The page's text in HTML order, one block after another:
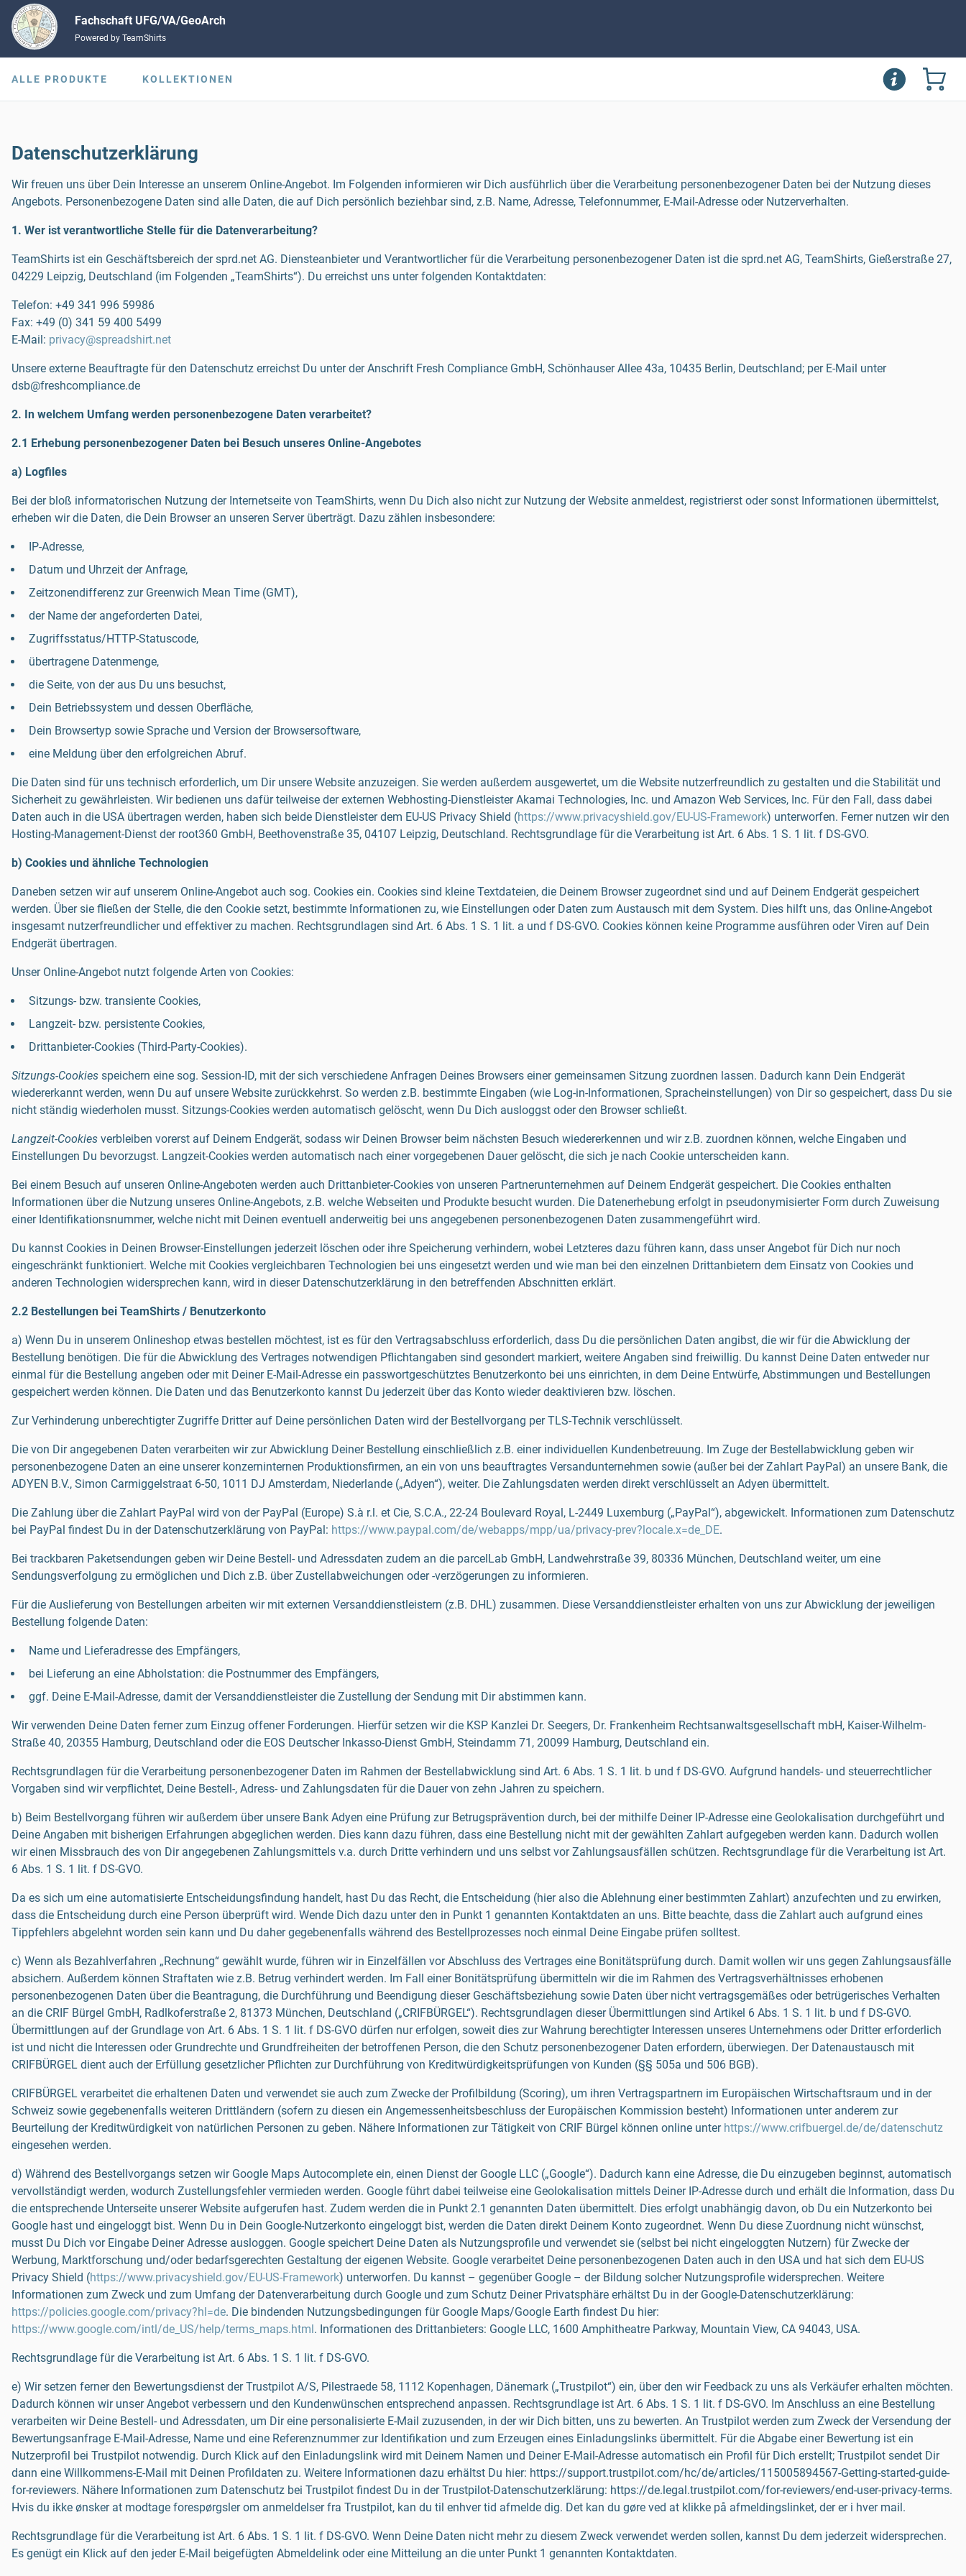
Fachschaft UFG/VA/GeoArch
Powered by TeamShirts
ALLE PRODUKTE KOLLEKTIONEN
Datenschutzerklärung
Wir freuen uns über Dein Interesse an unserem Online-Angebot. Im Folgenden informieren wir Dich ausführlich über die Verarbeitung personenbezogener Daten bei der Nutzung dieses
Angebots. Personenbezogene Daten sind alle Daten, die auf Dich persönlich beziehbar sind, z.B. Name, Adresse, Telefonnummer, E-Mail-Adresse oder Nutzerverhalten.
1. Wer ist verantwortliche Stelle für die Datenverarbeitung?
TeamShirts ist ein Geschäftsbereich der sprd.net AG. Diensteanbieter und Verantwortlicher für die Verarbeitung personenbezogener Daten ist die sprd.net AG, TeamShirts, Gießerstraße 27,
04229 Leipzig, Deutschland (im Folgenden „TeamShirts“). Du erreichst uns unter folgenden Kontaktdaten:
Telefon: +49 341 996 59986
Fax: +49 (0) 341 59 400 5499
E-Mail: privacy@spreadshirt.net
Unsere externe Beauftragte für den Datenschutz erreichst Du unter der Anschrift Fresh Compliance GmbH, Schönhauser Allee 43a, 10435 Berlin, Deutschland; per E-Mail unter
dsb@freshcompliance.de
2. In welchem Umfang werden personenbezogene Daten verarbeitet?
2.1 Erhebung personenbezogener Daten bei Besuch unseres Online-Angebotes
a) Logfiles
Bei der bloß informatorischen Nutzung der Internetseite von TeamShirts, wenn Du Dich also nicht zur Nutzung der Website anmeldest, registrierst oder sonst Informationen übermittelst,
erheben wir die Daten, die Dein Browser an unseren Server überträgt. Dazu zählen insbesondere:
IP-Adresse,
Datum und Uhrzeit der Anfrage,
Zeitzonendifferenz zur Greenwich Mean Time (GMT),
der Name der angeforderten Datei,
Zugriffsstatus/HTTP-Statuscode,
übertragene Datenmenge,
die Seite, von der aus Du uns besuchst,
Dein Betriebssystem und dessen Oberfläche,
Dein Browsertyp sowie Sprache und Version der Browsersoftware,
eine Meldung über den erfolgreichen Abruf.
Die Daten sind für uns technisch erforderlich, um Dir unsere Website anzuzeigen. Sie werden außerdem ausgewertet, um die Website nutzerfreundlich zu gestalten und die Stabilität und
Sicherheit zu gewährleisten. Wir bedienen uns dafür teilweise der externen Webhosting-Dienstleister Akamai Technologies, Inc. und Amazon Web Services, Inc. Für den Fall, dass dabei
Daten auch in die USA übertragen werden, haben sich beide Dienstleister dem EU-US Privacy Shield (https://www.privacyshield.gov/EU-US-Framework) unterworfen. Ferner nutzen wir den
Hosting-Management-Dienst der root360 GmbH, Beethovenstraße 35, 04107 Leipzig, Deutschland. Rechtsgrundlage für die Verarbeitung ist Art. 6 Abs. 1 S. 1 lit. f DS-GVO.
b) Cookies und ähnliche Technologien
Daneben setzen wir auf unserem Online-Angebot auch sog. Cookies ein. Cookies sind kleine Textdateien, die Deinem Browser zugeordnet sind und auf Deinem Endgerät gespeichert
werden. Über sie fließen der Stelle, die den Cookie setzt, bestimmte Informationen zu, wie Einstellungen oder Daten zum Austausch mit dem System. Dies hilft uns, das Online-Angebot
insgesamt nutzerfreundlicher und effektiver zu machen. Rechtsgrundlagen sind Art. 6 Abs. 1 S. 1 lit. a und f DS-GVO. Cookies können keine Programme ausführen oder Viren auf Dein
Endgerät übertragen.
Unser Online-Angebot nutzt folgende Arten von Cookies:
Sitzungs- bzw. transiente Cookies,
Langzeit- bzw. persistente Cookies,
Drittanbieter-Cookies (Third-Party-Cookies).
Sitzungs-Cookies speichern eine sog. Session-ID, mit der sich verschiedene Anfragen Deines Browsers einer gemeinsamen Sitzung zuordnen lassen. Dadurch kann Dein Endgerät
wiedererkannt werden, wenn Du auf unsere Website zurückkehrst. So werden z.B. bestimmte Eingaben (wie Log-in-Informationen, Spracheinstellungen) von Dir so gespeichert, dass Du sie
nicht ständig wiederholen musst. Sitzungs-Cookies werden automatisch gelöscht, wenn Du Dich ausloggst oder den Browser schließt.
Langzeit-Cookies verbleiben vorerst auf Deinem Endgerät, sodass wir Deinen Browser beim nächsten Besuch wiedererkennen und wir z.B. zuordnen können, welche Eingaben und
Einstellungen Du bevorzugst. Langzeit-Cookies werden automatisch nach einer vorgegebenen Dauer gelöscht, die sich je nach Cookie unterscheiden kann.
Bei einem Besuch auf unseren Online-Angeboten werden auch Drittanbieter-Cookies von unseren Partnerunternehmen auf Deinem Endgerät gespeichert. Die Cookies enthalten
Informationen über die Nutzung unseres Online-Angebots, z.B. welche Webseiten und Produkte besucht wurden. Die Datenerhebung erfolgt in pseudonymisierter Form durch Zuweisung
einer Identifikationsnummer, welche nicht mit Deinen eventuell anderweitig bei uns angegebenen personenbezogenen Daten zusammengeführt wird.
Du kannst Cookies in Deinen Browser-Einstellungen jederzeit löschen oder ihre Speicherung verhindern, wobei Letzteres dazu führen kann, dass unser Angebot für Dich nur noch
eingeschränkt funktioniert. Welche mit Cookies vergleichbaren Technologien bei uns eingesetzt werden und wie man bei den einzelnen Drittanbietern dem Einsatz von Cookies und
anderen Technologien widersprechen kann, wird in dieser Datenschutzerklärung in den betreffenden Abschnitten erklärt.
2.2 Bestellungen bei TeamShirts / Benutzerkonto
a) Wenn Du in unserem Onlineshop etwas bestellen möchtest, ist es für den Vertragsabschluss erforderlich, dass Du die persönlichen Daten angibst, die wir für die Abwicklung der
Bestellung benötigen. Die für die Abwicklung des Vertrages notwendigen Pflichtangaben sind gesondert markiert, weitere Angaben sind freiwillig. Du kannst Deine Daten entweder nur
einmal für die Bestellung angeben oder mit Deiner E-Mail-Adresse ein passwortgeschütztes Benutzerkonto bei uns einrichten, in dem Deine Entwürfe, Abstimmungen und Bestellungen
gespeichert werden können. Die Daten und das Benutzerkonto kannst Du jederzeit über das Konto wieder deaktivieren bzw. löschen.
Zur Verhinderung unberechtigter Zugriffe Dritter auf Deine persönlichen Daten wird der Bestellvorgang per TLS-Technik verschlüsselt.
Die von Dir angegebenen Daten verarbeiten wir zur Abwicklung Deiner Bestellung einschließlich z.B. einer individuellen Kundenbetreuung. Im Zuge der Bestellabwicklung geben wir
personenbezogene Daten an eine unserer konzerninternen Produktionsfirmen, an ein von uns beauftragtes Versandunternehmen sowie (außer bei der Zahlart PayPal) an unsere Bank, die
ADYEN B.V., Simon Carmiggelstraat 6-50, 1011 DJ Amsterdam, Niederlande („Adyen“), weiter. Die Zahlungsdaten werden direkt verschlüsselt an Adyen übermittelt.
Die Zahlung über die Zahlart PayPal wird von der PayPal (Europe) S.à r.l. et Cie, S.C.A., 22-24 Boulevard Royal, L-2449 Luxemburg („PayPal“), abgewickelt. Informationen zum Datenschutz
bei PayPal findest Du in der Datenschutzerklärung von PayPal: https://www.paypal.com/de/webapps/mpp/ua/privacy-prev?locale.x=de_DE.
Bei trackbaren Paketsendungen geben wir Deine Bestell- und Adressdaten zudem an die parcelLab GmbH, Landwehrstraße 39, 80336 München, Deutschland weiter, um eine
Sendungsverfolgung zu ermöglichen und Dich z.B. über Zustellabweichungen oder -verzögerungen zu informieren.
Für die Auslieferung von Bestellungen arbeiten wir mit externen Versanddienstleistern (z.B. DHL) zusammen. Diese Versanddienstleister erhalten von uns zur Abwicklung der jeweiligen
Bestellung folgende Daten:
Name und Lieferadresse des Empfängers,
bei Lieferung an eine Abholstation: die Postnummer des Empfängers,
ggf. Deine E-Mail-Adresse, damit der Versanddienstleister die Zustellung der Sendung mit Dir abstimmen kann.
Wir verwenden Deine Daten ferner zum Einzug offener Forderungen. Hierfür setzen wir die KSP Kanzlei Dr. Seegers, Dr. Frankenheim Rechtsanwaltsgesellschaft mbH, Kaiser-Wilhelm-
Straße 40, 20355 Hamburg, Deutschland oder die EOS Deutscher Inkasso-Dienst GmbH, Steindamm 71, 20099 Hamburg, Deutschland ein.
Rechtsgrundlagen für die Verarbeitung personenbezogener Daten im Rahmen der Bestellabwicklung sind Art. 6 Abs. 1 S. 1 lit. b und f DS-GVO. Aufgrund handels- und steuerrechtlicher
Vorgaben sind wir verpflichtet, Deine Bestell-, Adress- und Zahlungsdaten für die Dauer von zehn Jahren zu speichern.
b) Beim Bestellvorgang führen wir außerdem über unsere Bank Adyen eine Prüfung zur Betrugsprävention durch, bei der mithilfe Deiner IP-Adresse eine Geolokalisation durchgeführt und
Deine Angaben mit bisherigen Erfahrungen abgeglichen werden. Dies kann dazu führen, dass eine Bestellung nicht mit der gewählten Zahlart aufgegeben werden kann. Dadurch wollen
wir einen Missbrauch des von Dir angegebenen Zahlungsmittels v.a. durch Dritte verhindern und uns selbst vor Zahlungsausfällen schützen. Rechtsgrundlage für die Verarbeitung ist Art.
6 Abs. 1 S. 1 lit. f DS-GVO.
Da es sich um eine automatisierte Entscheidungsfindung handelt, hast Du das Recht, die Entscheidung (hier also die Ablehnung einer bestimmten Zahlart) anzufechten und zu erwirken,
dass die Entscheidung durch eine Person überprüft wird. Wende Dich dazu unter den in Punkt 1 genannten Kontaktdaten an uns. Bitte beachte, dass die Zahlart auch aufgrund eines
Tippfehlers abgelehnt worden sein kann und Du daher gegebenenfalls während des Bestellprozesses noch einmal Deine Eingabe prüfen solltest.
c) Wenn als Bezahlverfahren „Rechnung“ gewählt wurde, führen wir in Einzelfällen vor Abschluss des Vertrages eine Bonitätsprüfung durch. Damit wollen wir uns gegen Zahlungsausfälle
absichern. Außerdem können Straftaten wie z.B. Betrug verhindert werden. Im Fall einer Bonitätsprüfung übermitteln wir die im Rahmen des Vertragsverhältnisses erhobenen
personenbezogenen Daten über die Beantragung, die Durchführung und Beendigung dieser Geschäftsbeziehung sowie Daten über nicht vertragsgemäßes oder betrügerisches Verhalten
an die CRIF Bürgel GmbH, Radlkoferstraße 2, 81373 München, Deutschland („CRIFBÜRGEL“). Rechtsgrundlagen dieser Übermittlungen sind Artikel 6 Abs. 1 S. 1 lit. b und f DS-GVO.
Übermittlungen auf der Grundlage von Art. 6 Abs. 1 S. 1 lit. f DS-GVO dürfen nur erfolgen, soweit dies zur Wahrung berechtigter Interessen unseres Unternehmens oder Dritter erforderlich
ist und nicht die Interessen oder Grundrechte und Grundfreiheiten der betroffenen Person, die den Schutz personenbezogener Daten erfordern, überwiegen. Der Datenaustausch mit
CRIFBÜRGEL dient auch der Erfüllung gesetzlicher Pflichten zur Durchführung von Kreditwürdigkeitsprüfungen von Kunden (§§ 505a und 506 BGB).
CRIFBÜRGEL verarbeitet die erhaltenen Daten und verwendet sie auch zum Zwecke der Profilbildung (Scoring), um ihren Vertragspartnern im Europäischen Wirtschaftsraum und in der
Schweiz sowie gegebenenfalls weiteren Drittländern (sofern zu diesen ein Angemessenheitsbeschluss der Europäischen Kommission besteht) Informationen unter anderem zur
Beurteilung der Kreditwürdigkeit von natürlichen Personen zu geben. Nähere Informationen zur Tätigkeit von CRIF Bürgel können online unter https://www.crifbuergel.de/de/datenschutz
eingesehen werden.
d) Während des Bestellvorgangs setzen wir Google Maps Autocomplete ein, einen Dienst der Google LLC („Google“). Dadurch kann eine Adresse, die Du einzugeben beginnst, automatisch
vervollständigt werden, wodurch Zustellungsfehler vermieden werden. Google führt dabei teilweise eine Geolokalisation mittels Deiner IP-Adresse durch und erhält die Information, dass Du
die entsprechende Unterseite unserer Website aufgerufen hast. Zudem werden die in Punkt 2.1 genannten Daten übermittelt. Dies erfolgt unabhängig davon, ob Du ein Nutzerkonto bei
Google hast und eingeloggt bist. Wenn Du in Dein Google-Nutzerkonto eingeloggt bist, werden die Daten direkt Deinem Konto zugeordnet. Wenn Du diese Zuordnung nicht wünschst,
musst Du Dich vor Eingabe Deiner Adresse ausloggen. Google speichert Deine Daten als Nutzungsprofile und verwendet sie (selbst bei nicht eingeloggten Nutzern) für Zwecke der
Werbung, Marktforschung und/oder bedarfsgerechten Gestaltung der eigenen Website. Google verarbeitet Deine personenbezogenen Daten auch in den USA und hat sich dem EU-US
Privacy Shield (https://www.privacyshield.gov/EU-US-Framework) unterworfen. Du kannst – gegenüber Google – der Bildung solcher Nutzungsprofile widersprechen. Weitere
Informationen zum Zweck und zum Umfang der Datenverarbeitung durch Google und zum Schutz Deiner Privatsphäre erhältst Du in der Google-Datenschutzerklärung:
https://policies.google.com/privacy?hl=de. Die bindenden Nutzungsbedingungen für Google Maps/Google Earth findest Du hier:
https://www.google.com/intl/de_US/help/terms_maps.html. Informationen des Drittanbieters: Google LLC, 1600 Amphitheatre Parkway, Mountain View, CA 94043, USA.
Rechtsgrundlage für die Verarbeitung ist Art. 6 Abs. 1 S. 1 lit. f DS-GVO.
e) Wir setzen ferner den Bewertungsdienst der Trustpilot A/S, Pilestraede 58, 1112 Kopenhagen, Dänemark („Trustpilot“) ein, über den wir Feedback zu uns als Verkäufer erhalten möchten.
Dadurch können wir unser Angebot verbessern und den Kundenwünschen entsprechend anpassen. Rechtsgrundlage ist Art. 6 Abs. 1 S. 1 lit. f DS-GVO. Im Anschluss an eine Bestellung
verarbeiten wir Deine Bestell- und Adressdaten, um Dir eine personalisierte E-Mail zuzusenden, in der wir Dich bitten, uns zu bewerten. An Trustpilot werden zum Zweck der Versendung der
Bewertungsanfrage E-Mail-Adresse, Name und eine Referenznummer zur Identifikation und zum Erzeugen eines Einladungslinks übermittelt. Für die Abgabe einer Bewertung ist ein
Nutzerprofil bei Trustpilot notwendig. Durch Klick auf den Einladungslink wird mit Deinem Namen und Deiner E-Mail-Adresse automatisch ein Profil für Dich erstellt; Trustpilot sendet Dir
dann eine Willkommens-E-Mail mit Deinen Profildaten zu. Weitere Informationen dazu erhältst Du hier: https://support.trustpilot.com/hc/de/articles/115005894567-Getting-started-guide-
for-reviewers. Nähere Informationen zum Datenschutz bei Trustpilot findest Du in der Trustpilot-Datenschutzerklärung: https://de.legal.trustpilot.com/for-reviewers/end-user-privacy-terms.
Hvis du ikke ønsker at modtage forespørgsler om anmeldelser fra Trustpilot, kan du til enhver tid afmelde dig. Det kan du gøre ved at klikke på afmeldingslinket, der er i hver mail.
Rechtsgrundlage für die Verarbeitung ist Art. 6 Abs. 1 S. 1 lit. f DS-GVO. Wenn Deine Daten nicht mehr zu diesem Zweck verwendet werden sollen, kannst Du dem jederzeit widersprechen.
Es genügt ein Klick auf den jeder E-Mail beigefügten Abmeldelink oder eine Mitteilung an die unter Punkt 1 genannten Kontaktdaten.